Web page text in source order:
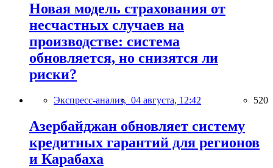
Новая модель страхования от
несчастных случаев на
производстве: система
обновляется, но снизятся ли
риски?
Экспресс-анализ, 04 августа, 12:42 520
Азербайджан обновляет систему
кредитных гарантий для регионов
и Карабаха